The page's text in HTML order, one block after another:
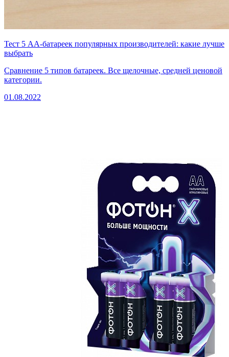
Тест 5 AA-батареек популярных производителей: какие лучше
выбрать
Сравнение 5 типов батареек. Все щелочные, средней ценовой
категории.
01.08.2022